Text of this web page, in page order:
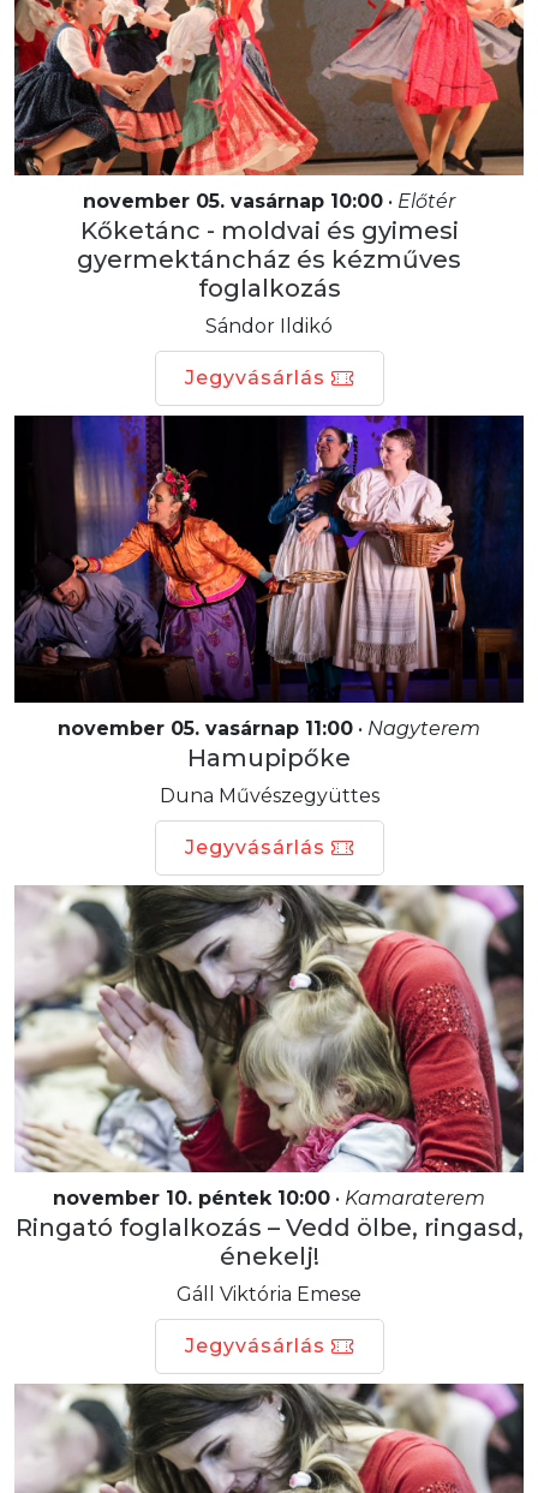
november 05. vasárnap 10:00 • Előtér
Kőketánc - moldvai és gyimesi
gyermektáncház és kézműves
foglalkozás
Sándor Ildikó
Jegyvásárlás
november 05. vasárnap 11:00 • Nagyterem
Hamupipőke
Duna Művészegyüttes
Jegyvásárlás
november 10. péntek 10:00 • Kamaraterem
Ringató foglalkozás – Vedd ölbe, ringasd,
énekelj!
Gáll Viktória Emese
Jegyvásárlás